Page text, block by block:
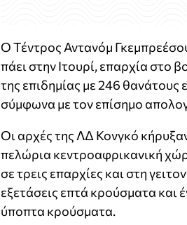
Ο Τέντρος Αντανόμ
πάει στην Ιτουρί, επαρχία στο
της επιδημίας με 246
σύμφωνα με τον επίσημο
Οι αρχές της ΛΔ Κονγκό
πελώρια κεντροαφρικανική
σε τρεις επαρχίες και στη
εξετάσεις επτά κρούσματα και
ύποπτα κρούσματα.